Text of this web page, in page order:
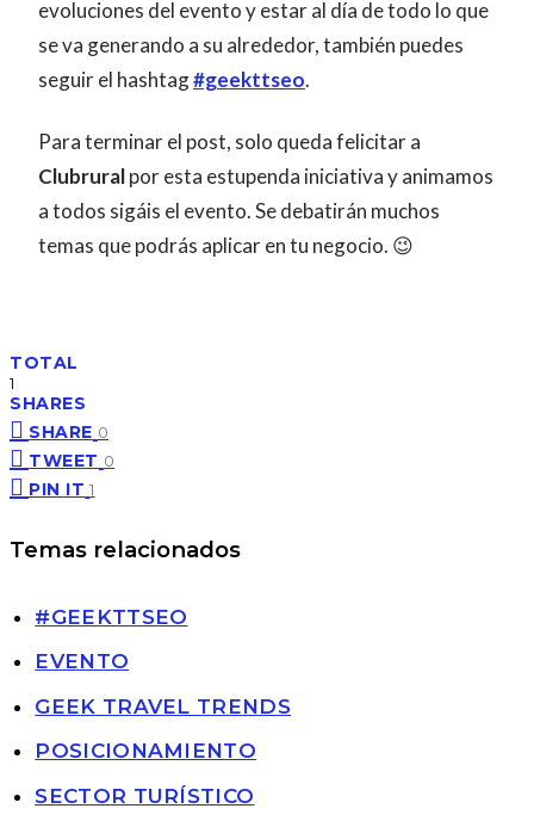
evoluciones del evento y estar al día de todo lo que
se va generando a su alrededor, también puedes
seguir el hashtag#geekttseo.
Para terminar el post, solo queda felicitar a
Clubruralpor esta estupenda iniciativa y animamos
a todos sigáis el evento. Se debatirán muchos
temas que podrás aplicar en tu negocio. 😉
TOTAL
1
SHARES
SHARE 0
TWEET 0
PIN IT 1
Temas relacionados
#GEEKTTSEO
EVENTO
GEEK TRAVEL TRENDS
POSICIONAMIENTO
SECTOR TURÍSTICO